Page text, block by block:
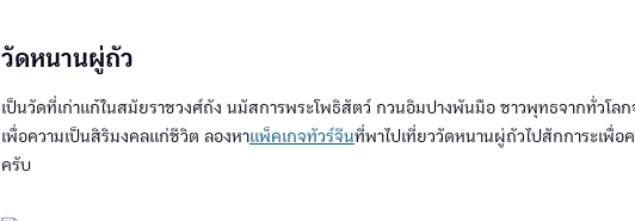
วัดหนานผู่ถัว
เป็นวัดที่เก่าแก้ในสมัยราชวงศ์ถัง นมัสการพระโพธิสัตว์ กวนอิมปางพันมือ ชาวพุทธจากทั่วโลก
เพื่อความเป็นสิริมงคลแก่ชีวิต ลองหาแพ็คเกจทัวร์จีนที่พาไปเที่ยววัดหนานผู่ถัวไปสักการะเพื่อ
ครับ